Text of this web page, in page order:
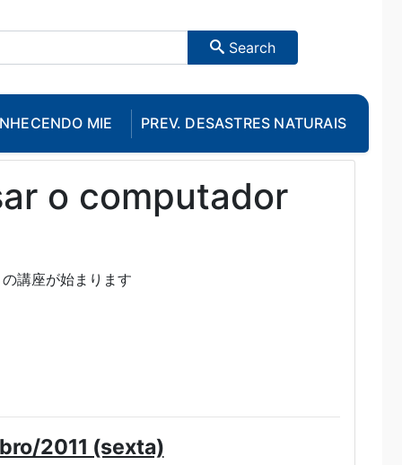
Search
MIE PREV. DESASTRES NATURAIS
o computador
講座が始まります
2011 (sexta)